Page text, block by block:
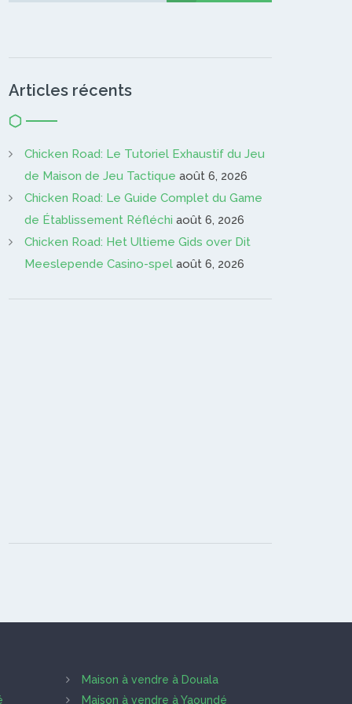
Articles récents
Chicken Road: Le Tutoriel Exhaustif du Jeu
de Maison de Jeu Tactique août 6, 2026
Chicken Road: Le Guide Complet du Game
de Établissement Réfléchi août 6, 2026
Chicken Road: Het Ultieme Gids over Dit
Meeslepende Casino-spel août 6, 2026
Maison à vendre à Douala
Maison à vendre à Yaoundé